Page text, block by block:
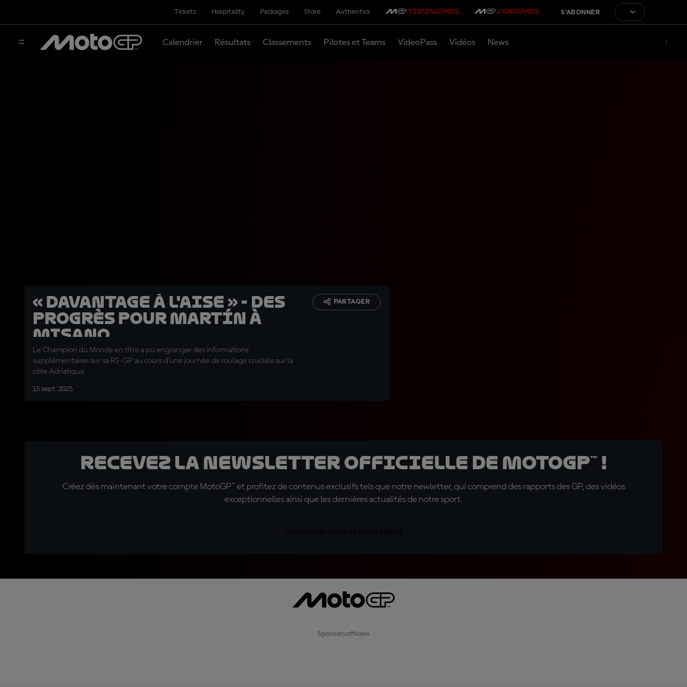
Tickets Hospitality Packages Store Authentics S'ABONNER
Calendrier Résultats Classements Pilotes et Teams VideoPass Vidéos News
« Davantage à l'aise » - des
progrès pour Martín à
Misano
Le Champion du Monde en titre a pu engranger des informations
supplémentaires sur sa RS-GP au cours d'une journée de roulage cruciale sur la
côte Adriatique
15 sept. 2025
PARTAGER
Recevez la Newsletter officielle de MotoGP™ !
Créez dès maintenant votre compte MotoGP™ et profitez de contenus exclusifs tels que notre newletter, qui comprend des rapports des GP, des vidéos
exceptionnelles ainsi que les dernières actualités de notre sport.
Sponsors officiels